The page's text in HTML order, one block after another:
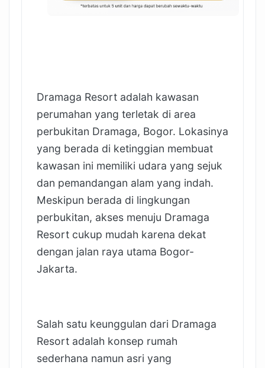
Dramaga Resort adalah kawasan
perumahan yang terletak di area
perbukitan Dramaga, Bogor. Lokasinya
yang berada di ketinggian membuat
kawasan ini memiliki udara yang sejuk
dan pemandangan alam yang indah.
Meskipun berada di lingkungan
perbukitan, akses menuju Dramaga
Resort cukup mudah karena dekat
dengan jalan raya utama Bogor-
Jakarta.
Salah satu keunggulan dari Dramaga
Resort adalah konsep rumah
sederhana namun asri yang